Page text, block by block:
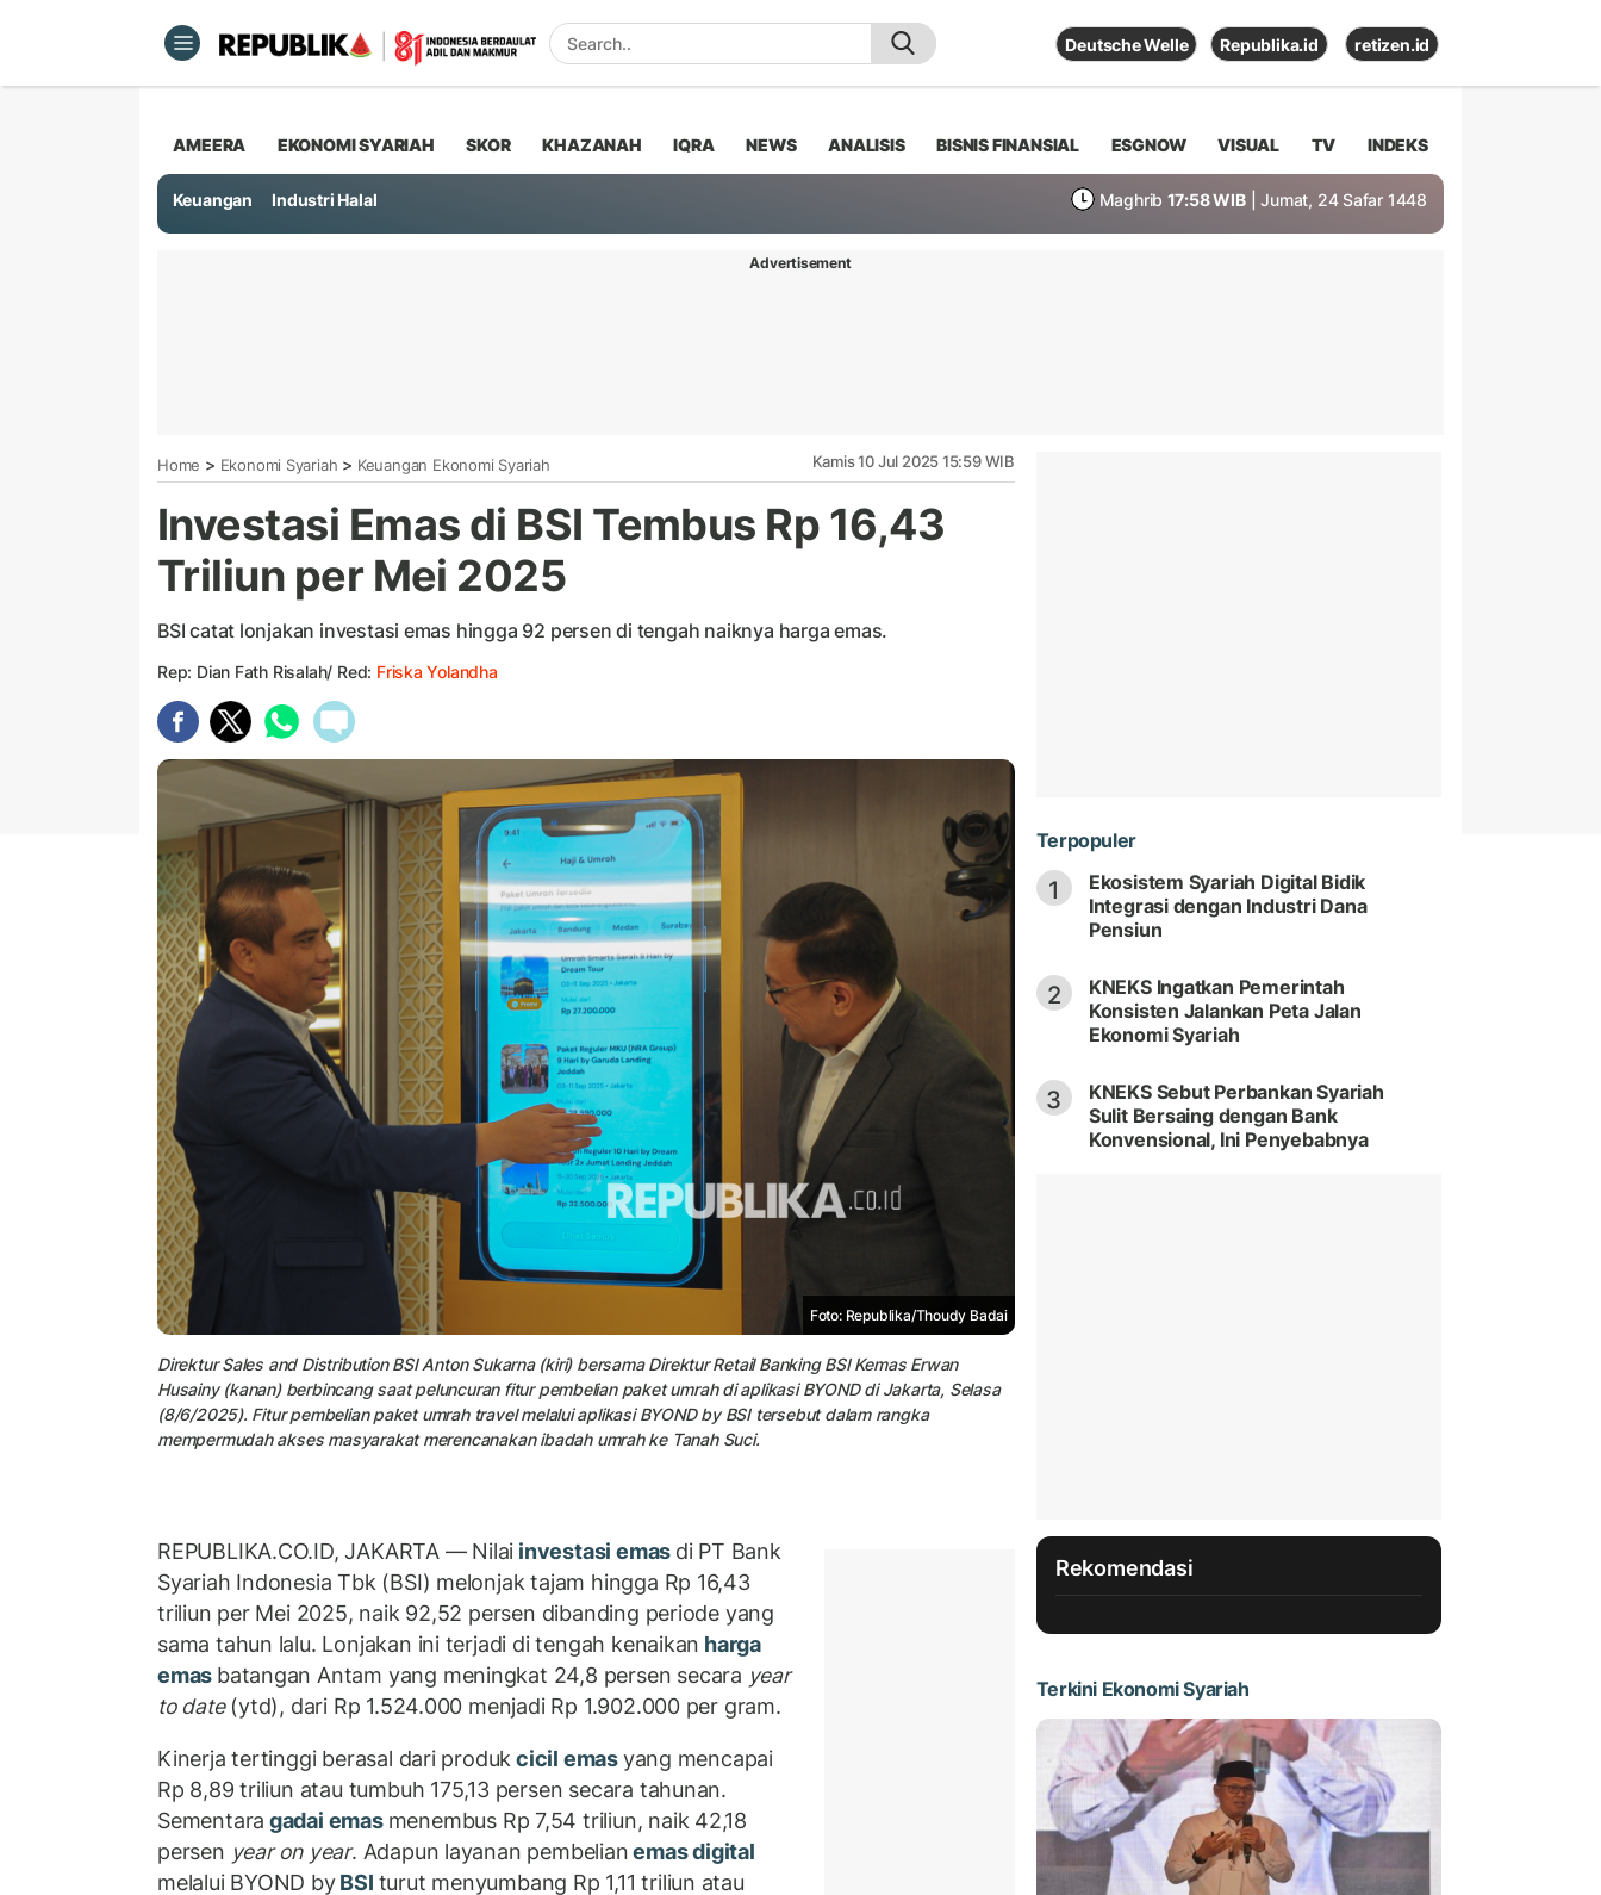
Deutsche Welle Republika.id retizen.id
AMEERA EKONOMI SYARIAH SKOR KHAZANAH IQRA NEWS ANALISIS BISNIS FINANSIAL ESGNOW VISUAL TV INDEKS
Keuangan Industri Halal Maghrib 17:58 WIB | Jumat, 24 Safar 1448
Advertisement
Home > Ekonomi Syariah > Keuangan Ekonomi Syariah Kamis 10 Jul 2025 15:59 WIB
Investasi Emas di BSI Tembus Rp 16,43
Triliun per Mei 2025
BSI catat lonjakan investasi emas hingga 92 persen di tengah naiknya harga emas.
Rep: Dian Fath Risalah/ Red: Friska Yolandha
Foto: Republika/Thoudy Badai
Direktur Sales and Distribution BSI Anton Sukarna (kiri) bersama Direktur Retail Banking BSI Kemas Erwan
Husainy (kanan) berbincang saat peluncuran fitur pembelian paket umrah di aplikasi BYOND di Jakarta, Selasa
(8/6/2025). Fitur pembelian paket umrah travel melalui aplikasi BYOND by BSI tersebut dalam rangka
mempermudah akses masyarakat merencanakan ibadah umrah ke Tanah Suci.
REPUBLIKA.CO.ID, JAKARTA — Nilai investasi emas di PT Bank
Syariah Indonesia Tbk (BSI) melonjak tajam hingga Rp 16,43
triliun per Mei 2025, naik 92,52 persen dibanding periode yang
sama tahun lalu. Lonjakan ini terjadi di tengah kenaikan harga
emas batangan Antam yang meningkat 24,8 persen secara year
to date(ytd), dari Rp 1.524.000 menjadi Rp 1.902.000 per gram.
Kinerja tertinggi berasal dari produk cicil emasyang mencapai
Rp 8,89 triliun atau tumbuh 175,13 persen secara tahunan.
Sementara gadai emas menembus Rp 7,54 triliun, naik 42,18
persen year on year. Adapun layanan pembelianemas digital
melalui BYOND byBSI turut menyumbang Rp 1,11 triliun atau
Terpopuler
1
Ekosistem Syariah Digital Bidik
Integrasi dengan Industri Dana
Pensiun
2
KNEKS Ingatkan Pemerintah
Konsisten Jalankan Peta Jalan
Ekonomi Syariah
3
KNEKS Sebut Perbankan Syariah
Sulit Bersaing dengan Bank
Konvensional, Ini Penyebabnya
Rekomendasi
Terkini Ekonomi Syariah